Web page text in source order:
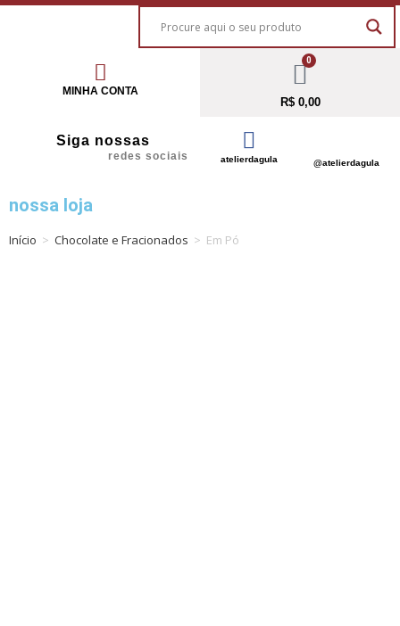
MINHA CONTA
0
R$0,00
Siga nossas
redes sociais atelierdagula @atelierdagula
nossa loja
Início > Chocolate e Fracionados > Em Pó